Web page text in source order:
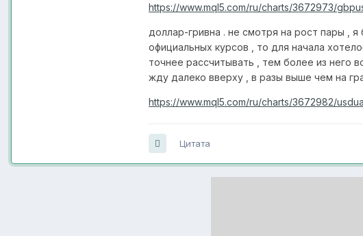
https://www.mql5.com/ru/charts/3672973/
доллар-гривна . не смотря на рост пары ,
официальных курсов , то для начала
точнее рассчитывать , тем более из него
жду далеко вверху , в разы выше чем на
https://www.mql5.com/ru/charts/3672982/
Цитата